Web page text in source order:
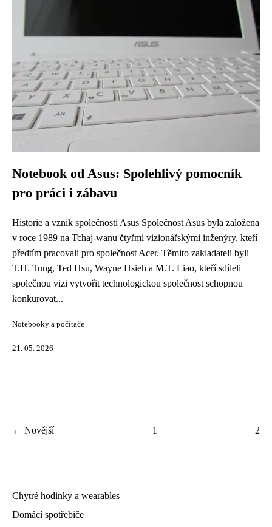
Notebook od Asus: Spolehlivý pomocník
pro práci i zábavu
Historie a vznik společnosti Asus Společnost Asus byla založena
v roce 1989 na Tchaj-wanu čtyřmi vizionářskými inženýry, kteří
předtím pracovali pro společnost Acer. Těmito zakladateli byli
T.H. Tung, Ted Hsu, Wayne Hsieh a M.T. Liao, kteří sdíleli
společnou vizi vytvořit technologickou společnost schopnou
konkurovat...
Notebooky a počítače
21. 05. 2026
← Novější 1 2
Chytré hodinky a wearables
Domácí spotřebiče